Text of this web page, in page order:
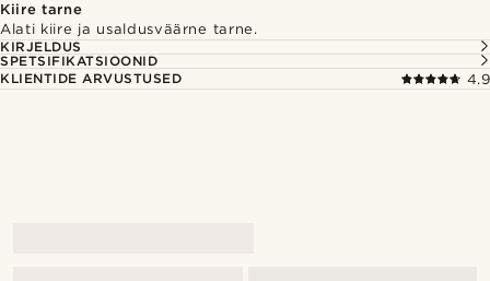
Kiire tarne
Alati kiire ja usaldusväärne tarne.
KIRJELDUS
SPETSIFIKATSIOONID
KLIENTIDE ARVUSTUSED
4.9